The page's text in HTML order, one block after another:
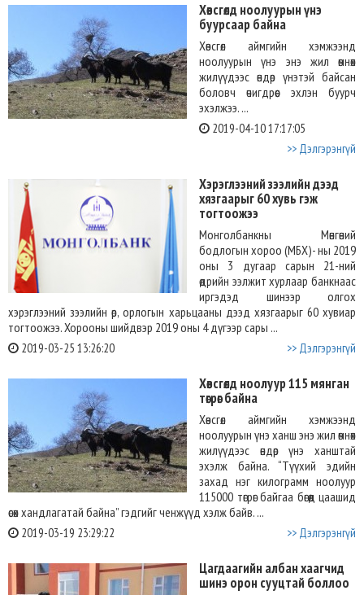
Хөвсгөлд ноолуурын үнэ
буурсаар байна
Хөвсгөл аймгийн хэмжээнд
ноолуурын үнэ энэ жил өмнөх
жилүүдээс өндөр үнэтэй байсан
боловч өчигдрөөс эхлэн буурч
эхэлжээ. ...
2019-04-10 17:17:05
>> Дэлгэрэнгүй
Хэрэглээний зээлийн дээд
хязгаарыг 60 хувь гэж
тогтоожээ
Монголбанкны Мөнгөний
бодлогын хороо (МБХ)- ны 2019
оны 3 дугаар сарын 21-ний
өдрийн ээлжит хурлаар банкнаас
иргэдэд шинээр олгох
хэрэглээний зээлийн өр, орлогын харьцааны дээд хязгаарыг 60 хувиар
тогтоожээ. Хорооны шийдвэр 2019 оны 4 дүгээр сары ...
2019-03-25 13:26:20 >> Дэлгэрэнгүй
Хөвсгөлд ноолуур 115 мянган
төгрөг байна
Хөвсгөл аймгийн хэмжээнд
ноолуурын үнэ ханш энэ жил өмнөх
жилүүдээс өндөр үнэ ханштай
эхэлж байна. “Түүхий эдийн
захад нэг килограмм ноолуур
115000 төгрөг байгаа бөгөөд цаашид
өсөх хандлагатай байна” гэдгийг ченжүүд хэлж байв. ...
2019-03-19 23:29:22 >> Дэлгэрэнгүй
Цагдаагийн албан хаагчид
шинэ орон сууцтай боллоо